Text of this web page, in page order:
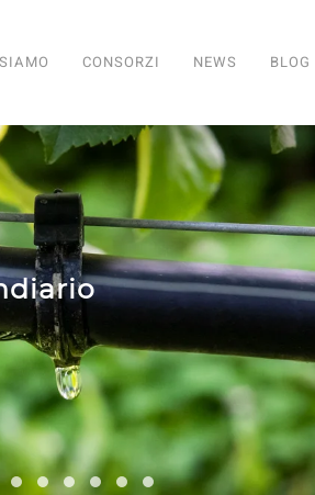
CONSORZI NEWS BLOG
TUTTI I CONSORZI
irrigui e di miglioramento
Comifo Trentino
Consorzi Irrigui e di
La Federazione dei Consorzi
Consorzi Irrigui e di
Consorzi irrigui e di
Consorzi Irrigui e